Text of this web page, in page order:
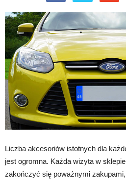
Liczba akcesoriów istotnych dla
jest ogromna. Każda wizyta w
zakończyć się poważnymi